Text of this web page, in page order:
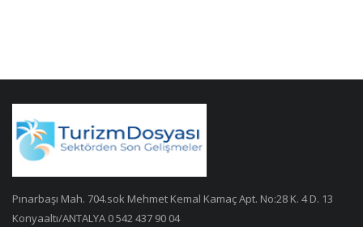
Pınarbaşı Mah. 704.sok Mehmet Kemal Kamaç Apt. No:28 K. 4 D. 13
Konyaaltı/ANTALYA 0 542 437 90 04